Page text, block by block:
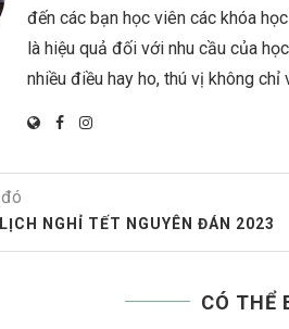
đến các bạn học viên các khóa
là hiệu quả đối với nhu cầu của
nhiều điều hay ho, thú vị không chỉ
NGHỈ TẾT NGUYÊN ĐÁN 2023
CÓ THỂ